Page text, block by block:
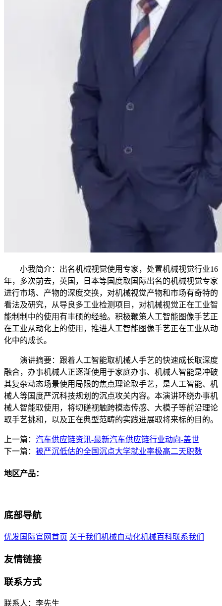
小我简介：出名机械视觉使用专家，处置机械视觉行业16
年，多次前去，英国，日本等国度取国际出名的机械视觉专家
进行市场、产物的深度交换，对机械视觉产物和市场有奇特的
看法及研究，从导良多工业检测项目，对机械视觉正在工业智
能制制中的使用有丰硕的经验。积极鞭策人工智能图像手艺正
在工业从动化上的使用，推进人工智能图像手艺正在工业从动
化中的成长。
演讲摘要：跟着人工智能取机械人手艺的快速成长取深度
融合，办事机械人正逐渐使用于家庭办事、机械人智能是冲破
其复杂动态场景使用局限的焦点理论取手艺，是人工智能、机
械人等国度严沉科技规划的沉点攻关内容。本演讲环绕办事机
械人智能取使用，将切磋视触跨模态传感、大模子等前沿理论
取手艺挑和，以及正在典型范畴的实践进展取将来标的目的。
上一篇： 汽车供应链资讯-最新汽车供应链行业动向-盖世
下一篇： 被严沉低估的全国沉点大学就业率极高二天职数
地区产品：
底部导航
优发国际官网首页 关于我们 机械自动化机械百科联系我们
友情链接
联系方式
联系人：李先生